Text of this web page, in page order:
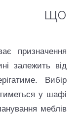
що
призначення
залежить від
Вибір
у шафі
меблів